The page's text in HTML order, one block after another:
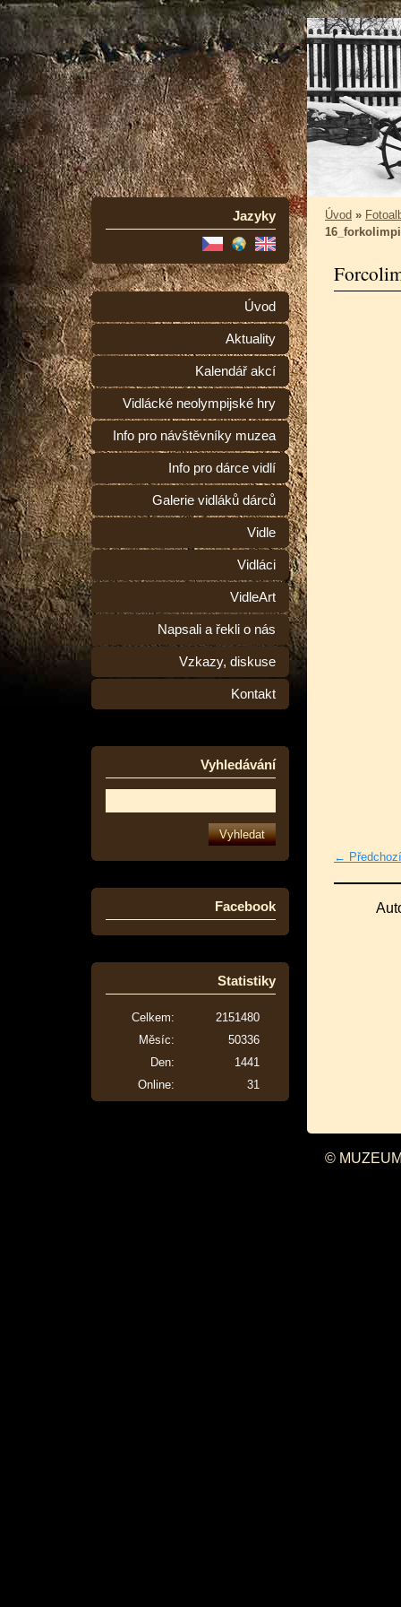
Jazyky
Úvod
Aktuality
Kalendář akcí
Vidlácké neolympijské hry
Info pro návštěvníky muzea
Info pro dárce vidlí
Galerie vidláků dárců
Vidle
Vidláci
VidleArt
Napsali a řekli o nás
Vzkazy, diskuse
Kontakt
Vyhledávání
Facebook
Statistiky
Online: 31
Celkem:
2151480
Měsíc:
50336
Den:
1441
Úvod »
← Předchozí
©